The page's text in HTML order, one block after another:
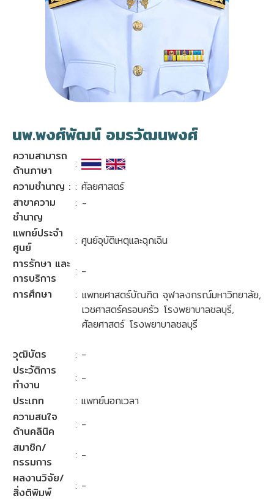
นพ.พงศ์พัฒน์ อมรวัฒนพงศ์
ความสามารถ
ด้านภาษา
:
ความชำนาญ : : ศัลยศาสตร์
สาขาความ
ชำนาญ
: -
แพทย์ประจำ
ศูนย์
: ศูนย์อุบัติเหตุและฉุกเฉิน
การรักษา และ
การบริการ
: -
การศึกษา
: แพทยศาสตร์บัณฑิต จุฬาลงกรณ์มหาวิทยาลัย,
เวชศาสตร์ครอบครัว โรงพยาบาลชลบุรี,
ศัลยศาสตร์ โรงพยาบาลชลบุรี
วุฒิบัตร
: -
ประวัติการ
ทำงาน
: -
ประเภท
: แพทย์นอกเวลา
ความสนใจ
ด้านคลินิค
: -
สมาชิก/
กรรมการ
: -
ผลงานวิจัย/
สิ่งติพิมพ์
: -